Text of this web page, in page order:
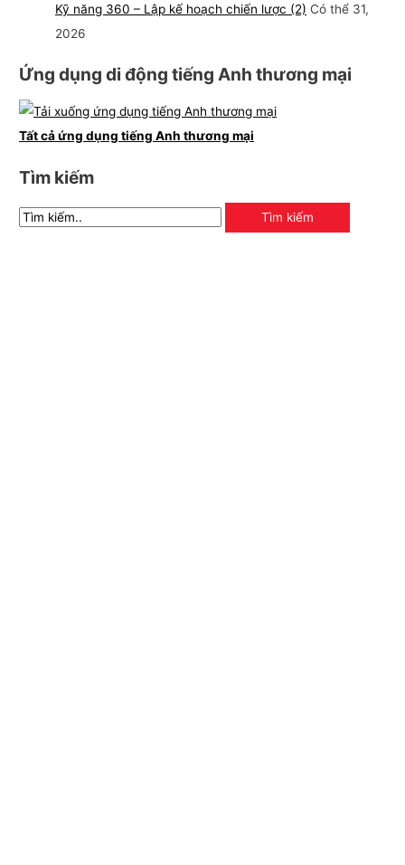
Kỹ năng 360 – Lập kế hoạch chiến lược (2) Có thể 31,
2026
Ứng dụng di động tiếng Anh thương mại
Tất cả ứng dụng tiếng Anh thương mại
Tìm kiếm